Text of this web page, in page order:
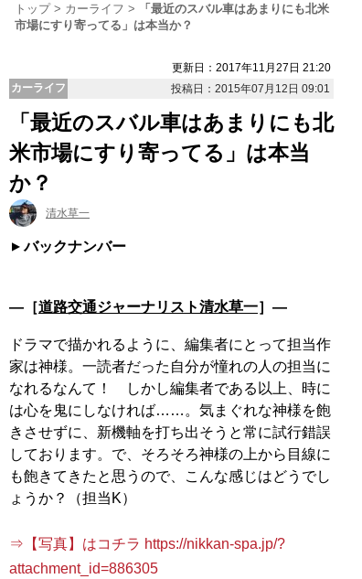
トップ カーライフ
「最近のスバル車はあまりにも北米
市場にすり寄ってる」は本当か？
更新日：2017年11月27日 21:20
カーライフ
投稿日：2015年07月12日 09:01
「最近のスバル車はあまりにも北
米市場にすり寄ってる」は本当
か？
清水草一
バックナンバー
―［道路交通ジャーナリスト清水草一］―
ドラマで描かれるように、編集者にとって担当作
家は神様。一読者だった自分が憧れの人の担当に
なれるなんて！ しかし編集者である以上、時に
は心を鬼にしなければ……。気まぐれな神様を飽
きさせずに、新機軸を打ち出そうと常に試行錯誤
しております。で、そろそろ神様の上から目線に
も飽きてきたと思うので、こんな感じはどうでし
ょうか？（担当K）
⇒【写真】はコチラ https://nikkan-spa.jp/?
attachment_id=886305